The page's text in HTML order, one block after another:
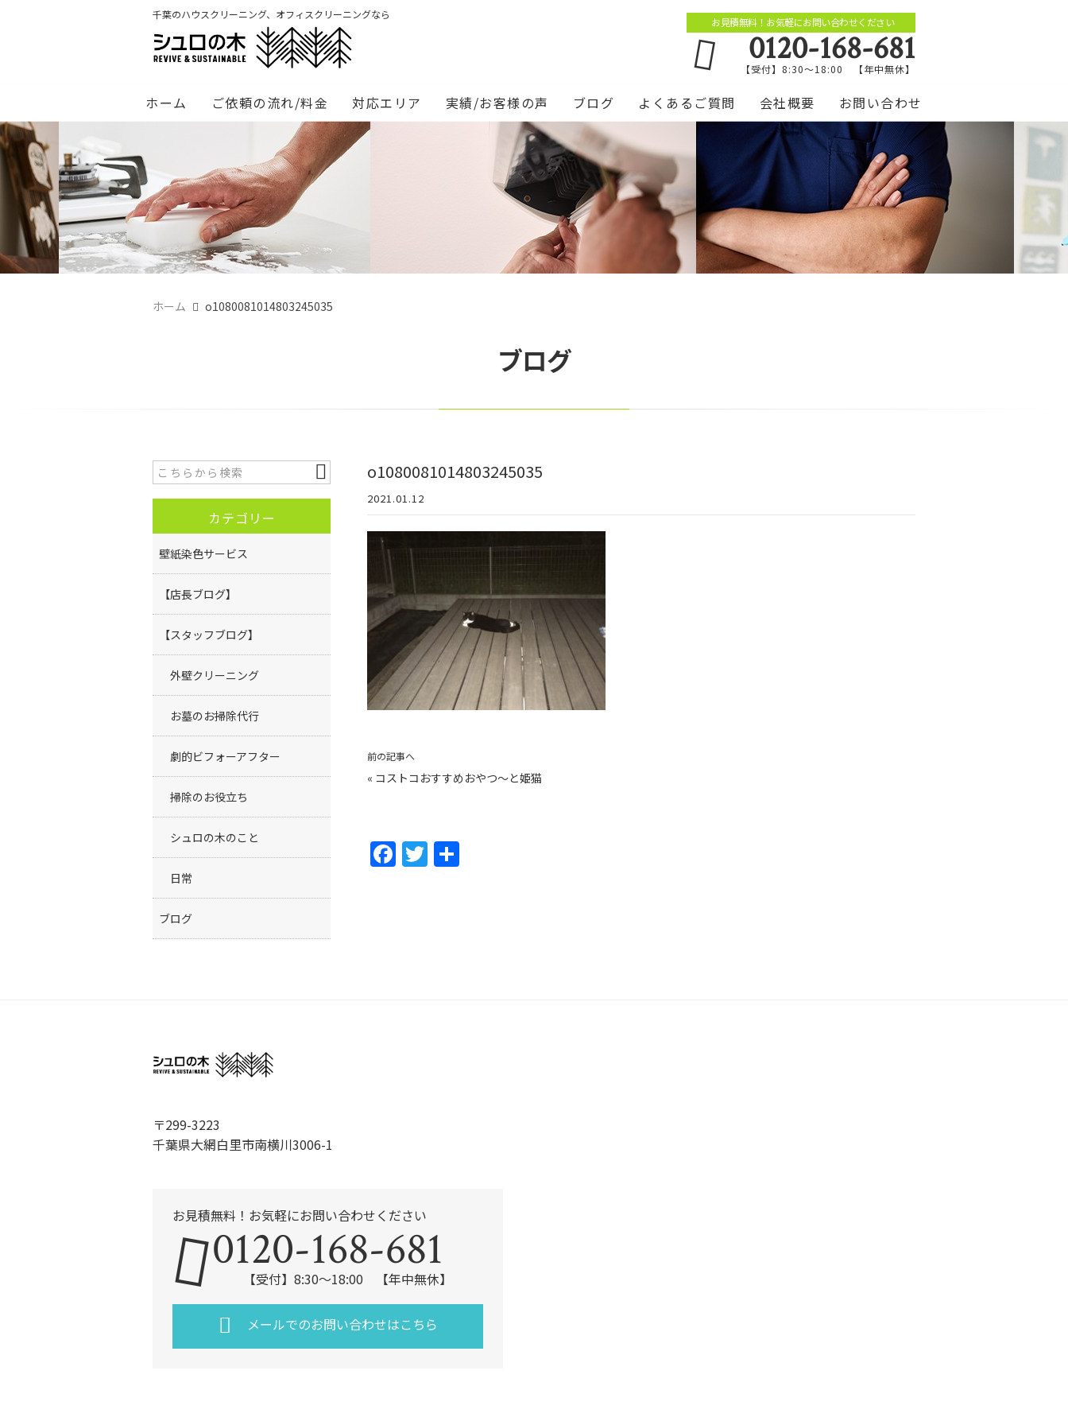
千葉のハウスクリーニング、オフィスクリーニングなら
お見積無料！お気軽にお問い合わせください
0120-168-681
【受付】8:30～18:00 【年中無休】
ホーム ご依頼の流れ/料金 対応エリア 実績/お客様の声 ブログ よくあるご質問 会社概要 お問い合わせ
ホーム o1080081014803245035
ブログ
o1080081014803245035
2021.01.12
前の記事へ
« コストコおすすめおやつ〜と姫猫
F T
カテゴリー
壁紙染色サービス
【店長ブログ】
【スタッフブログ】
外壁クリーニング
お墓のお掃除代行
劇的ビフォーアフター
掃除のお役立ち
シュロの木のこと
日常
ブログ
〒299-3223
千葉県大網白里市南横川3006-1
お見積無料！お気軽にお問い合わせください
0120-168-681
【受付】8:30～18:00 【年中無休】
メールでのお問い合わせはこちら